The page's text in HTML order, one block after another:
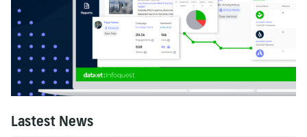
Lastest News